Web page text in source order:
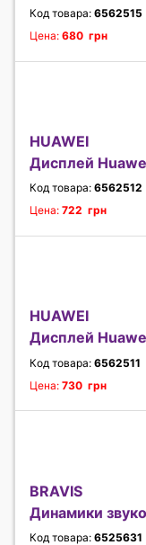
Код товара: 6562515
Цена: 680 грн
HUAWEI
Дисплей Huawei
Код товара: 6562512
Цена: 722 грн
HUAWEI
Дисплей Huawei
Код товара: 6562511
Цена: 730 грн
BRAVIS
Динамики
Код товара: 6525631